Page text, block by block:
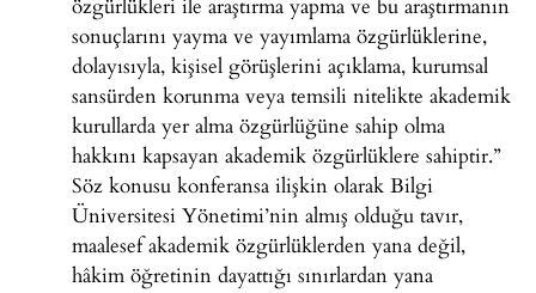
sonuçlarını yayma ve yayımlama özgürlüklerine,
dolayısıyla, kişisel görüşlerini açıklama, kurumsal
sansürden korunma veya temsili nitelikte akademik
kurullarda yer alma özgürlüğüne sahip olma
hakkını kapsayan akademik özgürlüklere sahiptir.”
Söz konusu konferansa ilişkin olarak Bilgi
Üniversitesi Yönetimi’nin almış olduğu tavır,
maalesef akademik özgürlüklerden yana değil,
hâkim öğretinin dayattığı sınırlardan yana